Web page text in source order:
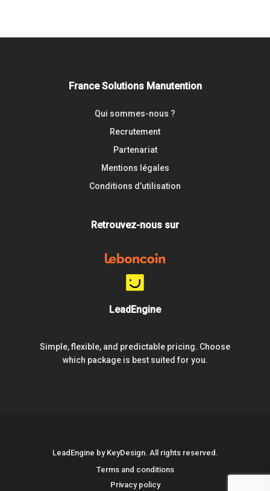
France Solutions Manutention
Qui sommes-nous ?
Recrutement
Partenariat
Mentions légales
Conditions d’utilisation
Retrouvez-nous sur
LeadEngine
Simple, flexible, and predictable pricing. Choose
which package is best suited for you.
LeadEngine by KeyDesign. All rights reserved.
Terms and conditions
Privacy policy